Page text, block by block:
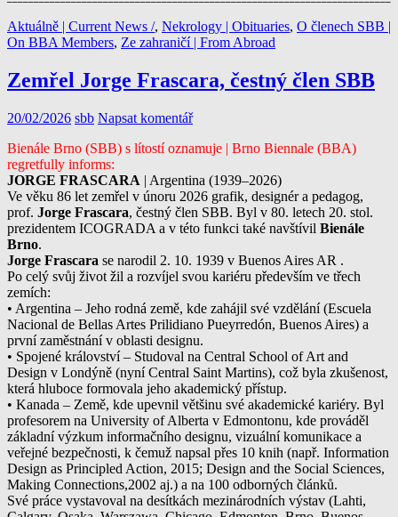
Aktuálně | Current News /, Nekrology | Obituaries, O členech SBB |
On BBA Members, Ze zahraničí | From Abroad
Zemřel Jorge Frascara, čestný člen SBB
20/02/2026 sbb Napsat komentář
Bienále Brno (SBB) s lítostí oznamuje | Brno Biennale (BBA)
regretfully informs:
JORGE FRASCARA | Argentina (1939–2026)
Ve věku 86 let zemřel v únoru 2026 grafik, designér a pedagog,
prof. Jorge Frascara, čestný člen SBB. Byl v 80. letech 20. stol.
prezidentem ICOGRADA a v této funkci také navštívil Bienále
Brno.
Jorge Frascara se narodil 2. 10. 1939 v Buenos Aires AR .
Po celý svůj život žil a rozvíjel svou kariéru především ve třech
zemích:
• Argentina – Jeho rodná země, kde zahájil své vzdělání (Escuela
Nacional de Bellas Artes Prilidiano Pueyrredón, Buenos Aires) a
první zaměstnání v oblasti designu.
• Spojené království – Studoval na Central School of Art and
Design v Londýně (nyní Central Saint Martins), což byla zkušenost,
která hluboce formovala jeho akademický přístup.
• Kanada – Země, kde upevnil většinu své akademické kariéry. Byl
profesorem na University of Alberta v Edmontonu, kde prováděl
základní výzkum informačního designu, vizuální komunikace a
veřejné bezpečnosti, k čemuž napsal přes 10 knih (např. Information
Design as Principled Action, 2015; Design and the Social Sciences,
Making Connections,2002 aj.) a na 100 odborných článků.
Své práce vystavoval na desítkách mezinárodních výstav (Lahti,